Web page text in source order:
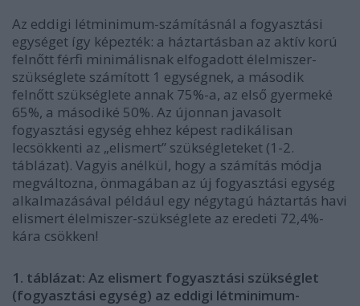
Az eddigi létminimum-számításnál a fogyasztási
egységet így képezték: a háztartásban az aktív korú
felnőtt férfi minimálisnak elfogadott élelmiszer-
szükséglete számított 1 egységnek, a második
felnőtt szükséglete annak 75%-a, az első gyermeké
65%, a másodiké 50%. Az újonnan javasolt
fogyasztási egység ehhez képest radikálisan
lecsökkenti az „elismert” szükségleteket (1-2.
táblázat). Vagyis anélkül, hogy a számítás módja
megváltozna, önmagában az új fogyasztási egység
alkalmazásával például egy négytagú háztartás havi
elismert élelmiszer-szükséglete az eredeti 72,4%-
kára csökken!
1. táblázat: Az elismert fogyasztási szükséglet
(fogyasztási egység) az eddigi létminimum-